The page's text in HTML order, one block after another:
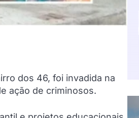
dos 46, foi invadida na
ação de criminosos.